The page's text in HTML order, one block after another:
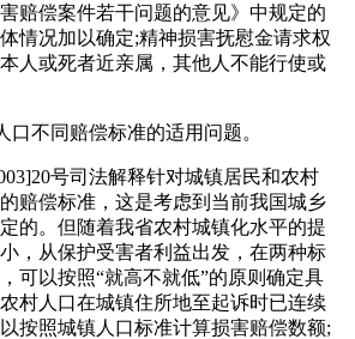
赔偿案件若干问题的意见》中规定的
情况加以确定;精神损害抚慰金请求权
人或死者近亲属，其他人不能行使或
口不同赔偿标准的适用问题。
号司法解释针对城镇居民和农村
赔偿标准，这是考虑到当前我国城乡
的。但随着我省农村城镇化水平的提
，从保护受害者利益出发，在两种标
可以按照“就高不就低”的原则确定具
村人口在城镇住所地至起诉时已连续
按照城镇人口标准计算损害赔偿数额;